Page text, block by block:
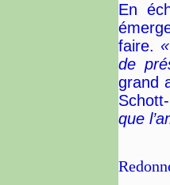
En
faire.
de
grand
que